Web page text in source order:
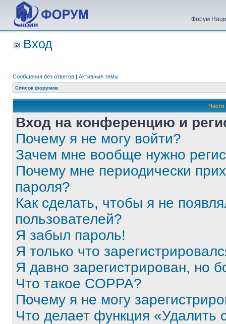
Форум
Вход
Сообщения без ответов | Активные темы
Список форумов
Вход на конференцию и
Почему я не могу войти?
Зачем мне вообще нужно
Почему мне периодически
пароля?
Как сделать, чтобы я не
пользователей?
Я забыл пароль!
Я только что
Я давно зарегистрирован, но
Что такое COPPA?
Почему я не могу
Что делает функция «Удалить